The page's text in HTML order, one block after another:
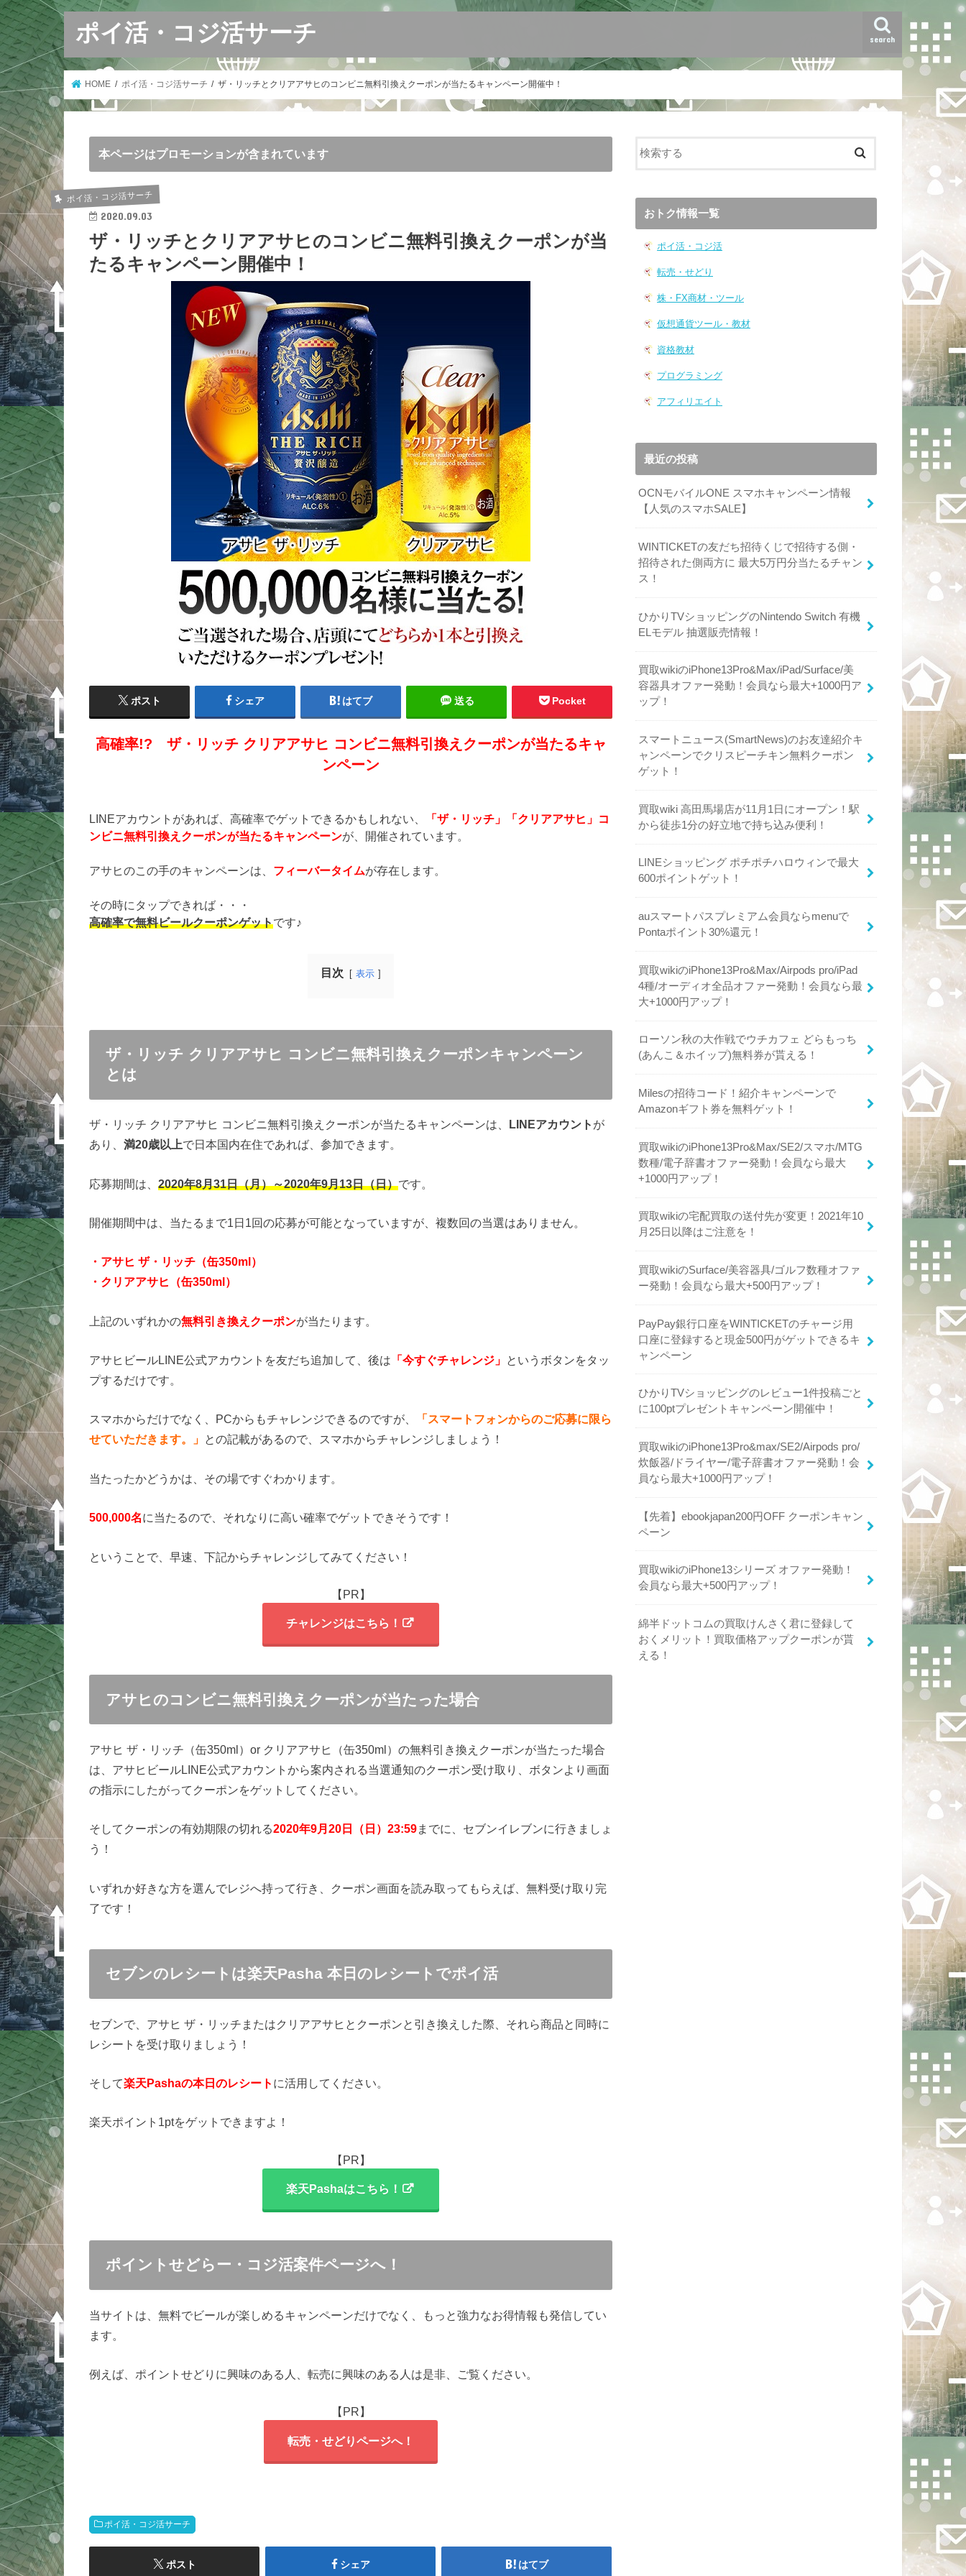
ポイ活・コジ活サーチ search
HOME ポイ活・コジ活サーチ ザ・リッチとクリアアサヒのコンビニ無料引換えクーポンが当たるキャンペーン開催中！
本ページはプロモーションが含まれています
ポイ活・コジ活サーチ
2020.09.03
ザ・リッチとクリアアサヒのコンビニ無料引換えクーポンが当
たるキャンペーン開催中！
ポスト シェア はてブ 送る Pocket
高確率!? ザ・リッチ クリアアサヒ コンビニ無料引換えクーポンが当たるキャ
ンペーン
LINEアカウントがあれば、高確率でゲットできるかもしれない、
「ザ・リッチ」「クリアアサヒ」コ
ンビニ無料引換えクーポンが当たるキャンペーンが、開催されています。
アサヒのこの手のキャンペーンは、 フィーバータイムが存在します。
その時にタップできれば・・・
高確率で無料ビールクーポンゲットです♪
目次 表示
ザ・リッチ クリアアサヒ コンビニ無料引換えクーポンキャンペーン
とは
ザ・リッチ クリアアサヒ コンビニ無料引換えクーポンが当たるキャンペーンは、 LINEアカウント が
あり、 満20歳以上で日本国内在住であれば、参加できます。
応募期間は、 2020年8月31日（月）～2020年9月13日（日）です。
開催期間中は、当たるまで1日1回の応募が可能となっていますが、複数回の当選はありません。
・アサヒ ザ・リッチ（缶350ml）
・クリアアサヒ（缶350ml）
上記のいずれかの無料引き換えクーポンが当たります。
アサヒビールLINE公式アカウントを友だち追加して、後は 「今すぐチャレンジ」 というボタンをタッ
プするだけです。
スマホからだけでなく、PCからもチャレンジできるのですが、
「スマートフォンからのご応募に限ら
せていただきます。」 との記載があるので、スマホからチャレンジしましょう！
当たったかどうかは、その場ですぐわかります。
500,000名に当たるので、それなりに高い確率でゲットできそうです！
ということで、早速、下記からチャレンジしてみてください！
【PR】
チャレンジはこちら！
アサヒのコンビニ無料引換えクーポンが当たった場合
アサヒ ザ・リッチ（缶350ml）or クリアアサヒ（缶350ml）の無料引き換えクーポンが当たった場合
は、アサヒビールLINE公式アカウントから案内される当選通知のクーポン受け取り、ボタンより画面
の指示にしたがってクーポンをゲットしてください。
そしてクーポンの有効期限の切れる2020年9月20日（日）23:59までに、セブンイレブンに行きましょ
う！
いずれか好きな方を選んでレジへ持って行き、クーポン画面を読み取ってもらえば、無料受け取り完
了です！
セブンのレシートは楽天Pasha 本日のレシートでポイ活
セブンで、アサヒ ザ・リッチまたはクリアアサヒとクーポンと引き換えした際、それら商品と同時に
レシートを受け取りましょう！
そして楽天Pashaの本日のレシート に活用してください。
楽天ポイント1ptをゲットできますよ！
【PR】
楽天Pashaはこちら！
ポイントせどらー・コジ活案件ページへ！
当サイトは、無料でビールが楽しめるキャンペーンだけでなく、もっと強力なお得情報も発信してい
ます。
例えば、ポイントせどりに興味のある人、転売に興味のある人は是非、ご覧ください。
【PR】
転売・せどりページへ！
ポイ活・コジ活サーチ
ポスト シェア はてブ
おトク情報一覧
ポイ活・コジ活
転売・せどり
株・FX商材・ツール
仮想通貨ツール・教材
資格教材
プログラミング
アフィリエイト
最近の投稿
OCNモバイルONE スマホキャンペーン情報
【人気のスマホSALE】
WINTICKETの友だち招待くじで招待する側・
招待された側両方に 最大5万円分当たるチャン
ス！
ひかりTVショッピングのNintendo Switch 有機
ELモデル 抽選販売情報！
買取wikiのiPhone13Pro&Max/iPad/Surface/美
容器具オファー発動！会員なら最大+1000円ア
ップ！
スマートニュース(SmartNews)のお友達紹介キ
ャンペーンでクリスピーチキン無料クーポン
ゲット！
買取wiki 高田馬場店が11月1日にオープン！駅
から徒歩1分の好立地で持ち込み便利！
LINEショッピング ポチポチハロウィンで最大
600ポイントゲット！
auスマートパスプレミアム会員ならmenuで
Pontaポイント30%還元！
買取wikiのiPhone13Pro&Max/Airpods pro/iPad
4種/オーディオ全品オファー発動！会員なら最
大+1000円アップ！
ローソン秋の大作戦でウチカフェ どらもっち
(あんこ＆ホイップ)無料券が貰える！
Milesの招待コード！紹介キャンペーンで
Amazonギフト券を無料ゲット！
買取wikiのiPhone13Pro&Max/SE2/スマホ/MTG
数種/電子辞書オファー発動！会員なら最大
+1000円アップ！
買取wikiの宅配買取の送付先が変更！2021年10
月25日以降はご注意を！
買取wikiのSurface/美容器具/ゴルフ数種オファ
ー発動！会員なら最大+500円アップ！
PayPay銀行口座をWINTICKETのチャージ用
口座に登録すると現金500円がゲットできるキ
ャンペーン
ひかりTVショッピングのレビュー1件投稿ごと
に100ptプレゼントキャンペーン開催中！
買取wikiのiPhone13Pro&max/SE2/Airpods pro/
炊飯器/ドライヤー/電子辞書オファー発動！会
員なら最大+1000円アップ！
【先着】ebookjapan200円OFF クーポンキャン
ペーン
買取wikiのiPhone13シリーズ オファー発動！
会員なら最大+500円アップ！
綿半ドットコムの買取けんさく君に登録して
おくメリット！買取価格アップクーポンが貰
える！